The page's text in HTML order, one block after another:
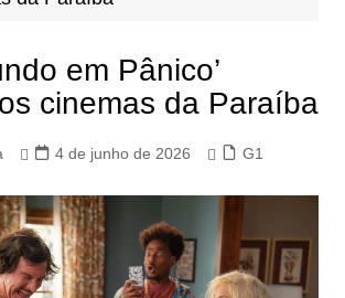
em Pânico’
cinemas da Paraíba
4 de junho de 2026 G1